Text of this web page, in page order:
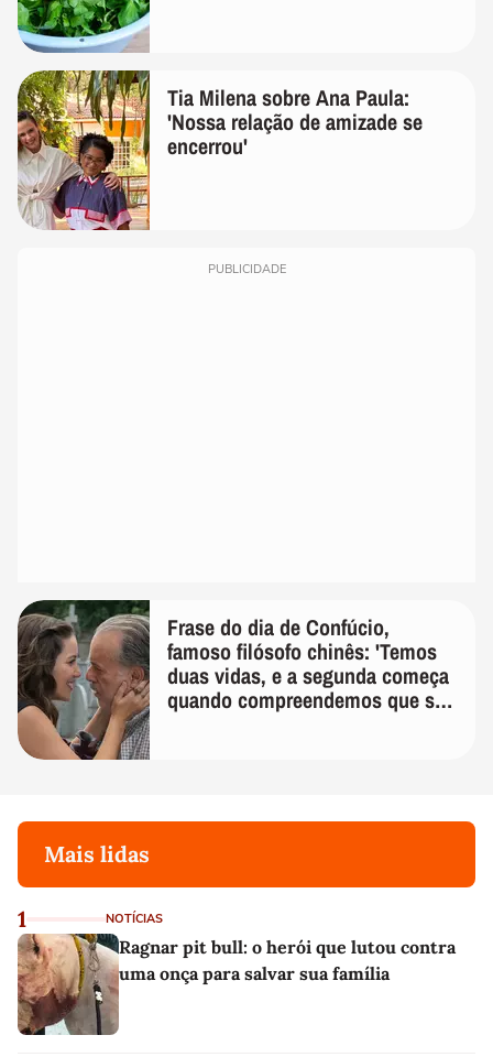
Tia Milena sobre Ana Paula:
'Nossa relação de amizade se
encerrou'
PUBLICIDADE
Frase do dia de Confúcio,
famoso filósofo chinês: 'Temos
duas vidas, e a segunda começa
quando compreendemos que só
Mais lidas
1 NOTÍCIAS
Ragnar pit bull: o herói que lutou contra
uma onça para salvar sua família